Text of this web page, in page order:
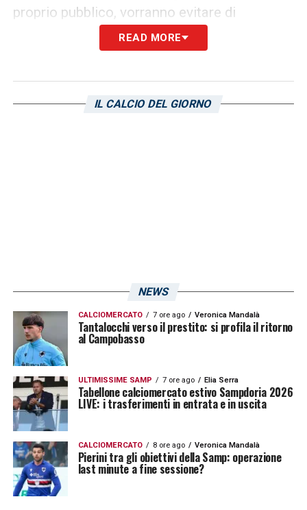
proprio pubblico, vorranno evitare di
raggiungere un traguardo negativo nelle
partite casalinghe. Ecco il dato fornito da
STATISTICA – «Reduce dalla sconfitta
READ MORE
IL CALCIO DEL GIORNO
NEWS
CALCIOMERCATO 7 ore ago Veronica Mandalà
Tantalocchi verso il prestito: si profila il ritorno
al Campobasso
ULTIMISSIME SAMP 7 ore ago Elia Serra
Tabellone calciomercato estivo Sampdoria 2026
LIVE: i trasferimenti in entrata e in uscita
CALCIOMERCATO 8 ore ago Veronica Mandalà
Pierini tra gli obiettivi della Samp: operazione
last minute a fine sessione?